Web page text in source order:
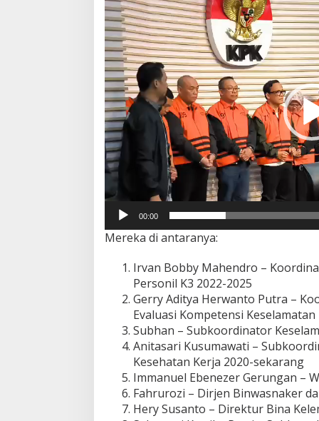
Video
00:00
Mereka di antaranya:
Irvan Bobby Mahendro –
Personil K3 2022-2025
Gerry Aditya Herwanto Putra –
Evaluasi Kompetensi
Subhan – Subkoordinator
Anitasari Kusumawati –
Kesehatan Kerja 2020-sekarang
Immanuel Ebenezer Gerungan –
Fahrurozi – Dirjen Binwasnaker
Hery Susanto – Direktur Bina